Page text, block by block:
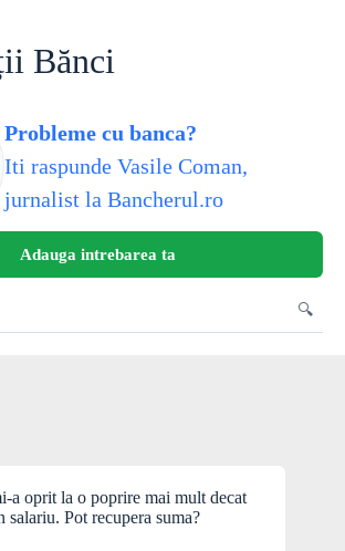
Bănci
Probleme cu banca?
Iti raspunde Vasile Coman,
jurnalist la Bancherul.ro
Adauga intrebarea ta
🔍
a oprit la o poprire mai mult decat
Pot recupera suma?